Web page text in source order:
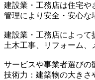
建設業・工務店は住宅や
管理により安全・安心な
建設業・工務店によって
土木工事、リフォーム、
サービスや事業者選びの
技術力：建築物の大きさ